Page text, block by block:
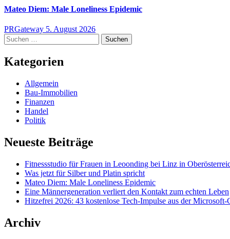
Mateo Diem: Male Loneliness Epidemic
PRGateway 5. August 2026
Suchen
nach:
Kategorien
Allgemein
Bau-Immobilien
Finanzen
Handel
Politik
Neueste Beiträge
Fitnessstudio für Frauen in Leoonding bei Linz in
Was jetzt für Silber und Platin spricht
Mateo Diem: Male Loneliness Epidemic
Eine Männergeneration verliert den Kontakt zum echten Leben
Hitzefrei 2026: 43 kostenlose Tech-Impulse aus der
Archiv